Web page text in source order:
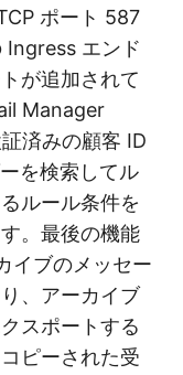
ポート 587
Ingress エンド
が追加されて
Manager
済みの顧客 ID
を検索してル
ルール条件を
。最後の機能
イブのメッセー
、アーカイブ
スポートする
ピーされた受